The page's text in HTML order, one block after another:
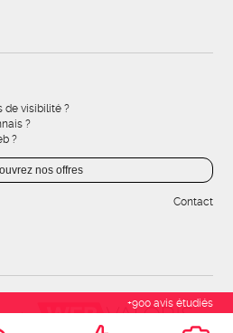
de visibilité ?
?
?
nos offres
Contact
+900 avis étudiés